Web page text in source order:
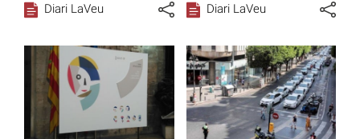
Diari LaVeu Diari LaVeu